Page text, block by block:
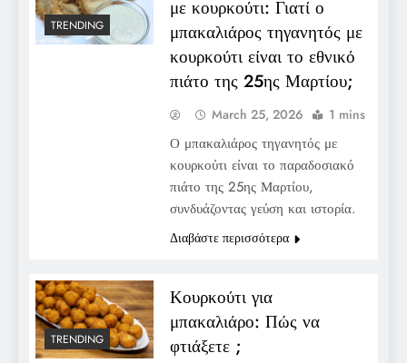
TRENDING
με κουρκούτι: Γιατί ο
μπακαλιάρος τηγανητός με
κουρκούτι είναι το εθνικό
πιάτο της 25ης Μαρτίου;
March 25, 2026 1 mins
Ο μπακαλιάρος τηγανητός με
κουρκούτι είναι το παραδοσιακό
πιάτο της 25ης Μαρτίου,
συνδυάζοντας γεύση και ιστορία.
Διαβάστε περισσότερα
TRENDING
Κουρκούτι για
μπακαλιάρο: Πώς να
φτιάξετε ;